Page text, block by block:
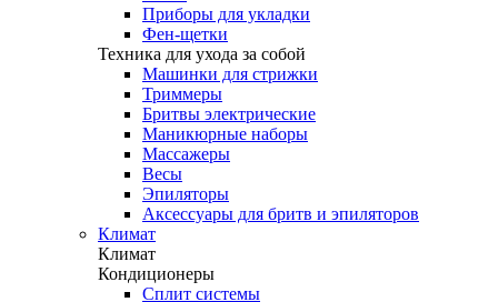
Приборы для укладки
Фен-щетки
Техника для ухода за собой
Машинки для стрижки
Триммеры
Бритвы электрические
Маникюрные наборы
Массажеры
Весы
Эпиляторы
Аксессуары для бритв и эпиляторов
Климат
Климат
Кондиционеры
Сплит системы